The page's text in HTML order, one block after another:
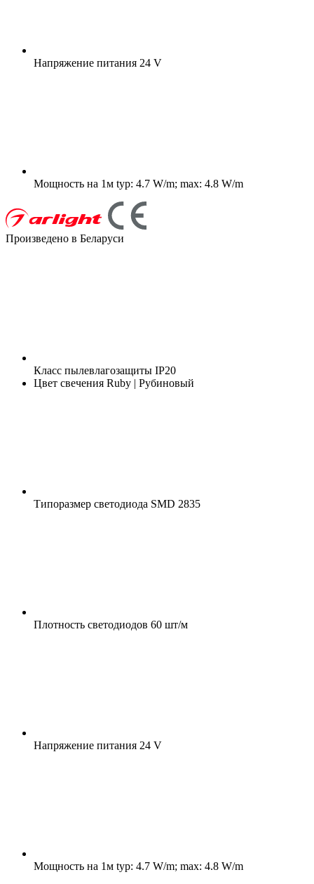
Напряжение питания 24 V
Мощность на 1м typ: 4.7 W/m; max: 4.8 W/m
Произведено в Беларуси
Класс пылевлагозащиты IP20
Цвет свечения Ruby | Рубиновый
Типоразмер светодиода SMD 2835
Плотность светодиодов 60 шт/м
Напряжение питания 24 V
Мощность на 1м typ: 4.7 W/m; max: 4.8 W/m